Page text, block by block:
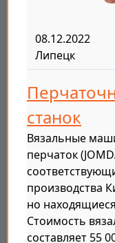
08.12.2022
Липецк
станок
Вязальные
перчаток
производства
но
Стоимость
составляет 55